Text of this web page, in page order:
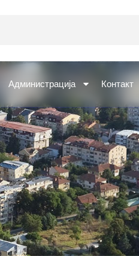
Администрација Контакт